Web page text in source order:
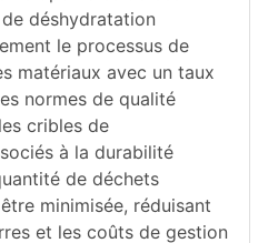
déshydratation
le processus de
matériaux avec un taux
normes de qualité
cribles de
à la durabilité
de déchets
minimisée, réduisant
et les coûts de gestion